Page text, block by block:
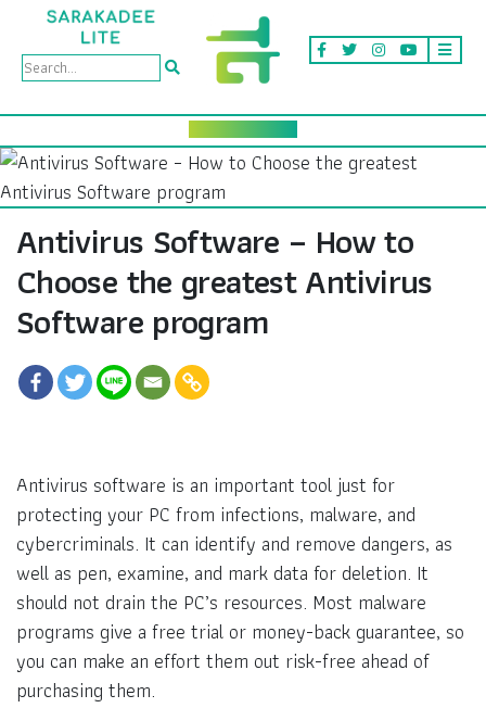
Antivirus Software – How to
Choose the greatest Antivirus
Software program
Antivirus software is an important tool just for
protecting your PC from infections, malware, and
cybercriminals. It can identify and remove dangers, as
well as pen, examine, and mark data for deletion. It
should not drain the PC’s resources. Most malware
programs give a free trial or money-back guarantee, so
you can make an effort them out risk-free ahead of
purchasing them.